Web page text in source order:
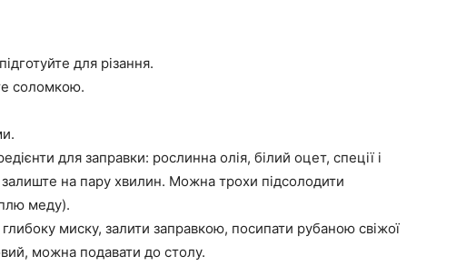
для різання.
соломкою.
для заправки: рослинна олія, білий оцет, спеції і
на пару хвилин. Можна трохи підсолодити
меду).
глибоку миску, залити заправкою, посипати рубаною свіжої
можна подавати до столу.